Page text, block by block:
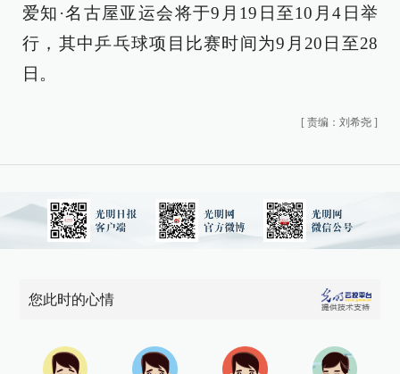
爱知·名古屋亚运会将于9月19日至10月4日举
行，其中乒乓球项目比赛时间为9月20日至28
日。
[ 责编：刘希尧 ]
您此时的心情